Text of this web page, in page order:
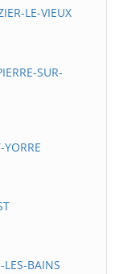
LE-VIEUX
SUR-
BAINS